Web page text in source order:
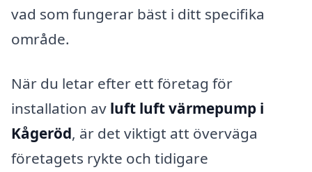
vad som fungerar bäst i ditt specifika
område.
När du letar efter ett företag för
installation av luft luft värmepump i
Kågeröd, är det viktigt att överväga
företagets rykte och tidigare